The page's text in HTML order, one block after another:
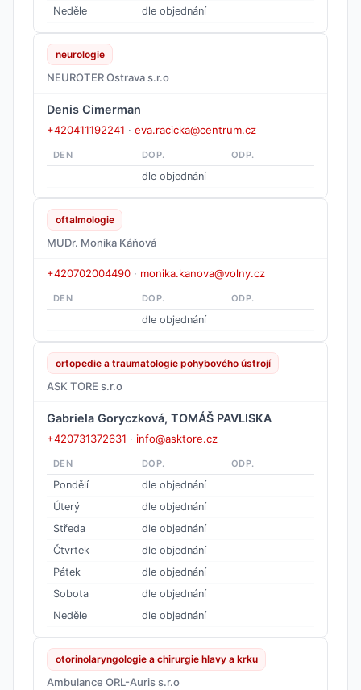
Neděle
dle objednání
neurologie
NEUROTER Ostrava s.r.o
Denis Cimerman
+420411192241 · eva.racicka@centrum.cz
DEN DOP. ODP.
dle objednání
oftalmologie
MUDr. Monika Káňová
+420702004490 · monika.kanova@volny.cz
DEN DOP. ODP.
dle objednání
ortopedie a traumatologie pohybového ústrojí
ASK TORE s.r.o
Gabriela Goryczková, TOMÁŠ PAVLISKA
+420731372631 · info@asktore.cz
DEN DOP. ODP.
Pondělí
dle objednání
Úterý
dle objednání
Středa
dle objednání
Čtvrtek
dle objednání
Pátek
dle objednání
Sobota
dle objednání
Neděle
dle objednání
otorinolaryngologie a chirurgie hlavy a krku
Ambulance ORL-Auris s.r.o